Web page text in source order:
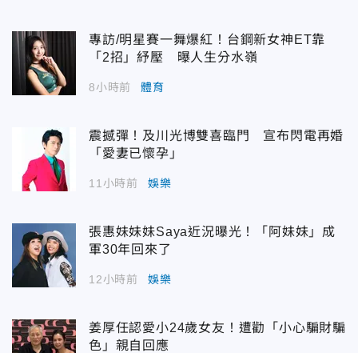
專訪/明星賽一舞爆紅！台鋼新女神ET靠
「2招」紓壓 曝人生分水嶺
8小時前 體育
震撼彈！及川光博雙喜臨門 宣布閃電再婚
「愛妻已懷孕」
11小時前 娛樂
張惠妹妹妹Saya近況曝光！「阿妹妹」成
軍30年回來了
12小時前 娛樂
姜厚任認愛小24歲女友！遭勸「小心騙財騙
色」親自回應